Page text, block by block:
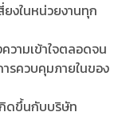
ยงในหน่วยงานทุก
วามเข้าใจตลอดจน
ารควบคุมภายในของ
กิดขึ้นกับบริษัท